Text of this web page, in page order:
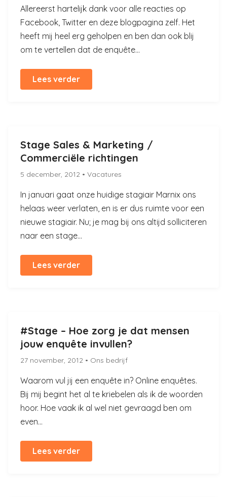
Allereerst hartelijk dank voor alle reacties op
Facebook, Twitter en deze blogpagina zelf. Het
heeft mij heel erg geholpen en ben dan ook blij
om te vertellen dat de enquête...
Lees verder
Stage Sales & Marketing /
Commerciële richtingen
5 december, 2012 • Vacatures
In januari gaat onze huidige stagiair Marnix ons
helaas weer verlaten, en is er dus ruimte voor een
nieuwe stagiair. Nu; je mag bij ons altijd solliciteren
naar een stage...
Lees verder
#Stage – Hoe zorg je dat mensen
jouw enquête invullen?
27 november, 2012 • Ons bedrijf
Waarom vul jij een enquête in? Online enquêtes.
Bij mij begint het al te kriebelen als ik de woorden
hoor. Hoe vaak ik al wel niet gevraagd ben om
even...
Lees verder